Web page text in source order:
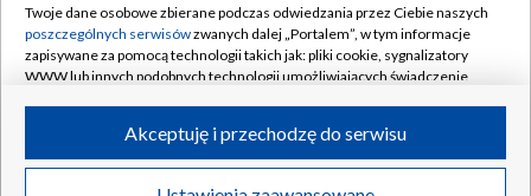
Rada Programowa
System NOS
Informacje o nadawcy
Program dla prasy
Kontakt
Kanały
©2026 Telewizja Polska S.A. w likwidacji
Twoje dane osobowe zbierane podczas odwiedzania przez Ciebie naszych
poszczególnych serwisówzwanych dalej „Portalem”, w tym informacje
zapisywane za pomocą technologii takich jak: pliki cookie, sygnalizatory
WWW lub innych podobnych technologii umożliwiających świadczenie
ruchu w Internecie.
Twoje dane osobowe zbierane podczas odwiedzania przez Ciebie
Akceptuję i przechodzę do serwisu